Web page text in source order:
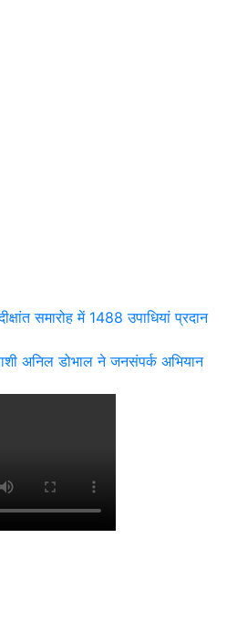
समारोह में 1488 उपाधियां प्रदान
अनिल डोभाल ने जनसंपर्क अभियान